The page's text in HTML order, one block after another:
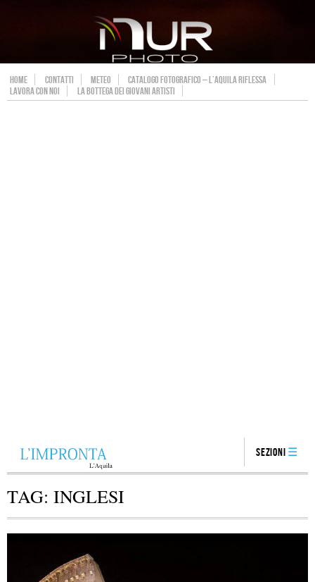
HOME CONTATTI METEO
CATALOGO FOTOGRAFICO – L’AQUILA RIFLESSA
LAVORA CON NOI
LA BOTTEGA DEI GIOVANI ARTISTI
Sezioni
TAG: INGLESI